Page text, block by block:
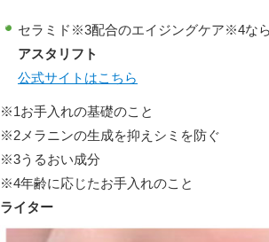
セラミド ※3配合のエイジングケア※4なら
アスタリフト
公式サイトはこちら
※1お手入れの基礎のこと
※2メラニンの生成を抑えシミを防ぐ
※3うるおい成分
※4年齢に応じたお手入れのこと
ライター